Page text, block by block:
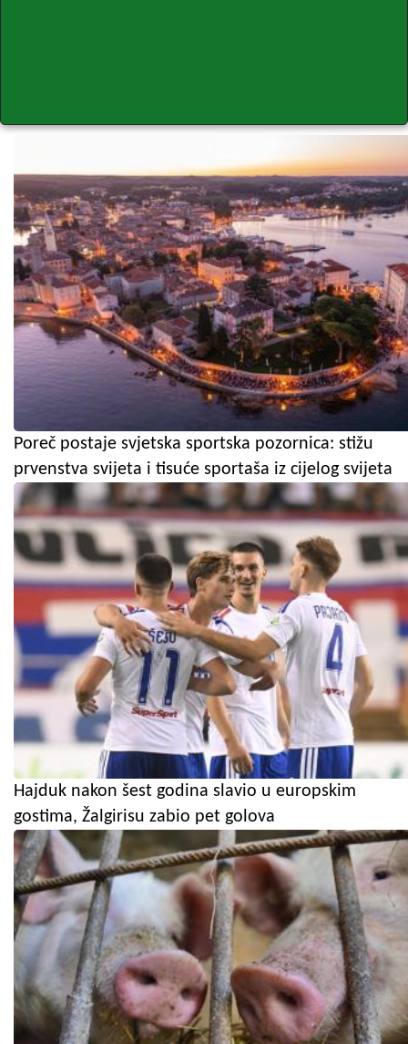
Poreč postaje svjetska sportska pozornica: stižu
prvenstva svijeta i tisuće sportaša iz cijelog svijeta
Hajduk nakon šest godina slavio u europskim
gostima, Žalgirisu zabio pet golova